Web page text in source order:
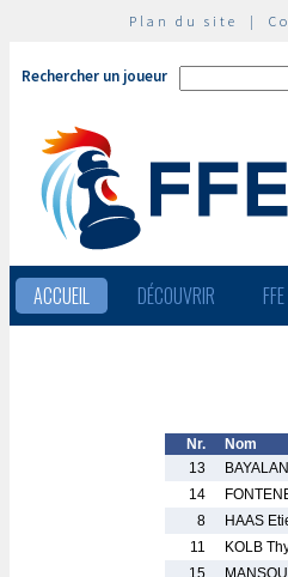
Plan du site |
Rechercher un joueur
ACCUEIL DÉCOUVRIR FFE
Nr. Nom
13
14
8
HAAS
11
KOLB
15